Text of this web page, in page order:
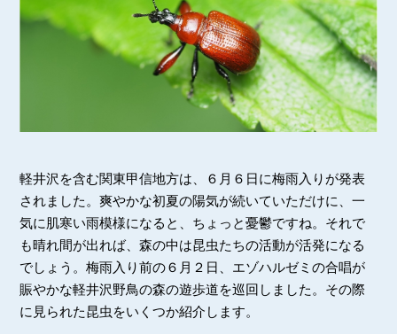
軽井沢を含む関東甲信地方は、６月６日に梅雨入りが発表
されました。爽やかな初夏の陽気が続いていただけに、一
気に肌寒い雨模様になると、ちょっと憂鬱ですね。それで
も晴れ間が出れば、森の中は昆虫たちの活動が活発になる
でしょう。梅雨入り前の６月２日、エゾハルゼミの合唱が
賑やかな軽井沢野鳥の森の遊歩道を巡回しました。その際
に見られた昆虫をいくつか紹介します。